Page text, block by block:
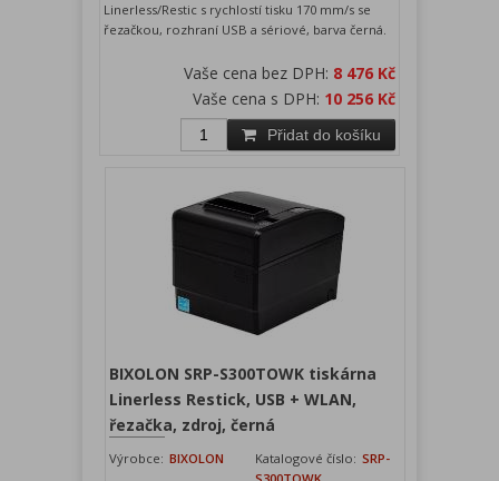
Linerless/Restic s rychlostí tisku 170 mm/s se
řezačkou, rozhraní USB a sériové, barva černá.
Vaše cena bez DPH: 8 476 Kč
Vaše cena s DPH: 10 256 Kč
Přidat do košíku
BIXOLON SRP-S300TOWK tiskárna
Linerless Restick, USB + WLAN,
řezačka, zdroj, černá
Výrobce: BIXOLON Katalogové číslo: SRP-